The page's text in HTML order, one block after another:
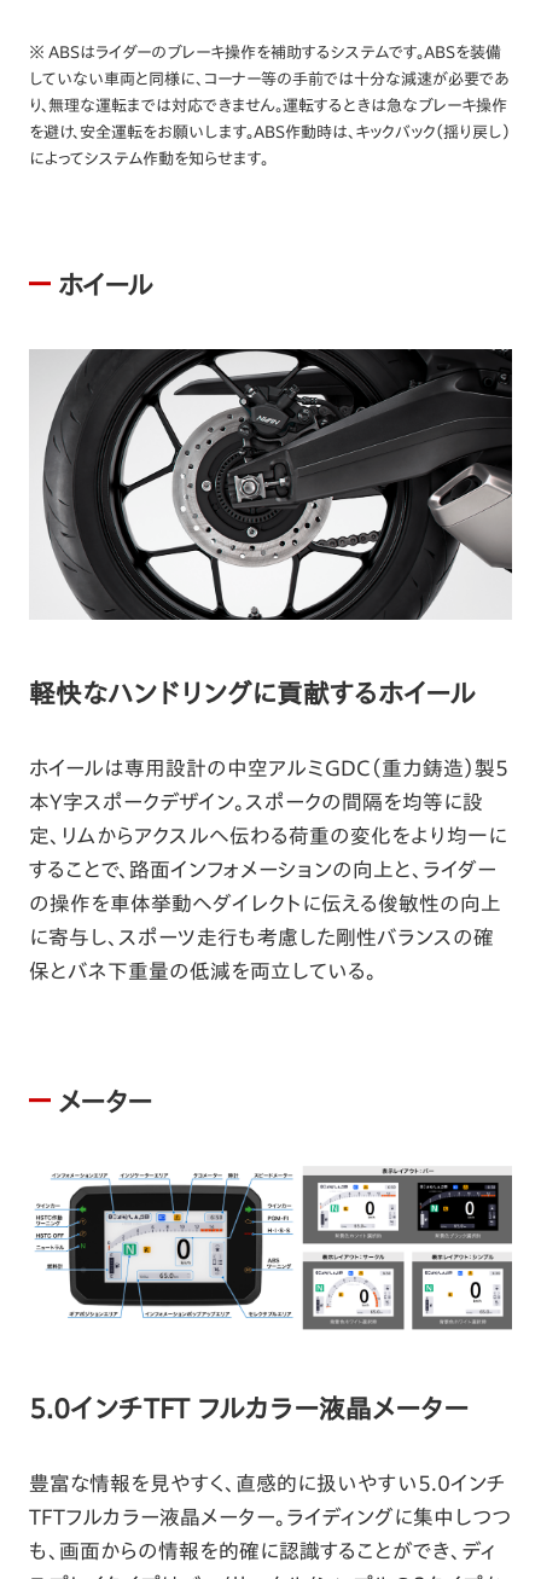
※ ABSはライダーのブレーキ操作を補助するシステムです。ABSを装備
していない車両と同様に、コーナー等の手前では十分な減速が必要であ
り、無理な運転までは対応できません。運転するときは急なブレーキ操作
を避け、安全運転をお願いします。ABS作動時は、キックバック（揺り戻し）
によってシステム作動を知らせます。
ホイール
軽快なハンドリングに貢献するホイール
ホイールは専用設計の中空アルミGDC（重力鋳造）製5
本Y字スポークデザイン。スポークの間隔を均等に設
定、リムからアクスルへ伝わる荷重の変化をより均一に
することで、路面インフォメーションの向上と、ライダー
の操作を車体挙動へダイレクトに伝える俊敏性の向上
に寄与し、スポーツ走行も考慮した剛性バランスの確
保とバネ下重量の低減を両立している。
メーター
5.0インチTFT フルカラー液晶メーター
豊富な情報を見やすく、直感的に扱いやすい5.0インチ
TFTフルカラー液晶メーター。ライディングに集中しつつ
も、画面からの情報を的確に認識することができ、ディ